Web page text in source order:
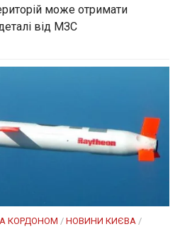
може отримати
від МЗС
КОРДОНОМ / НОВИНИ КИЄВА /